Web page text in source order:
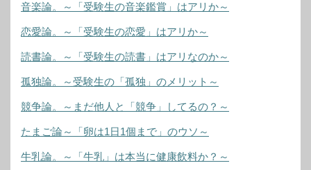
音楽論。～「受験生の音楽鑑賞」はアリか～
恋愛論。～「受験生の恋愛」はアリか～
読書論。～「受験生の読書」はアリなのか～
孤独論。～受験生の「孤独」のメリット～
競争論。～まだ他人と「競争」してるの？～
たまご論～「卵は1日1個まで」のウソ～
牛乳論。～「牛乳」は本当に健康飲料か？～